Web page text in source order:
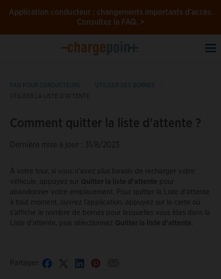
Application conducteur : changements importants d’accès.
Consultez la FAQ. >
FAQ POUR CONDUCTEURS
UTILISER DES BORNES
UTILISER LA LISTE D'ATTENTE
Comment quitter la liste d'attente ?
Dernière mise à jour : 31/8/2023
À votre tour, si vous n'avez plus besoin de recharger votre
véhicule, appuyez sur Quitter la liste d'attente pour
abandonner votre emplacement. Pour quitter la Liste d'attente
à tout moment, ouvrez l'application, appuyez sur la carte où
s'affiche le nombre de bornes pour lesquelles vous êtes dans la
Liste d'attente, puis sélectionnez Quitter la liste d'attente.
Partager: